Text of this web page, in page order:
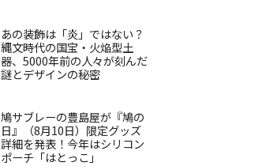
あの装飾は「炎」ではない？
縄文時代の国宝・火焔型土
器、5000年前の人々が刻んだ
謎とデザインの秘密
鳩サブレーの豊島屋が『鳩の
日』（8月10日）限定グッズ
詳細を発表！今年はシリコン
ポーチ「はとっこ」